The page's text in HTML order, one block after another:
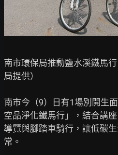
南市環保局推動鹽水溪鐵馬
局提供）
南市今（9）日有1場別開生
空品淨化鐵馬行」，結合講
導覽與腳踏車騎行，讓低碳
常。